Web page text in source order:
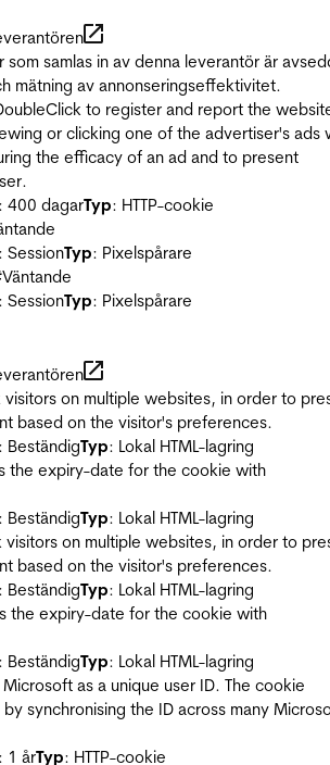
som samlas in av denna leverantör är
mätning av annonseringseffektivitet.
to register and report the
or clicking one of the advertiser's ads
the efficacy of an ad and to present
: 400 dagarTyp: HTTP-cookie
: SessionTyp: Pixelspårare
Väntande
: SessionTyp: Pixelspårare
visitors on multiple websites, in order to
based on the visitor's preferences.
: BeständigTyp: Lokal HTML-lagring
the expiry-date for the cookie with
: BeständigTyp: Lokal HTML-lagring
visitors on multiple websites, in order to
based on the visitor's preferences.
: BeständigTyp: Lokal HTML-lagring
the expiry-date for the cookie with
: BeständigTyp: Lokal HTML-lagring
as a unique user ID. The cookie
synchronising the ID across many
: 1 årTyp: HTTP-cookie